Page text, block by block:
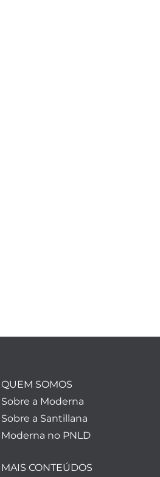
QUEM SOMOS
Sobre a Moderna
Sobre a Santillana
Moderna no PNLD
MAIS CONTEÚDOS